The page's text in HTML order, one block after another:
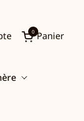
Ouvrir le
Panier
0